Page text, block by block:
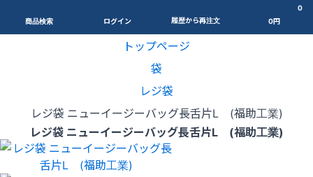
商品検索 ログイン 履歴から再注文
0
0円
トップページ
袋
レジ袋
レジ袋 ニューイージーバッグ長舌片L (福助工業)
レジ袋 ニューイージーバッグ長舌片L (福助工業)